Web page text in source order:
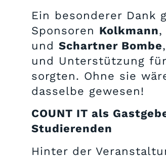
Ein besonderer Dank
Sponsoren Kolkmann,
und Schartner Bombe
und Unterstützung
sorgten. Ohne sie
dasselbe gewesen!
COUNT IT als
Studierenden
Hinter der